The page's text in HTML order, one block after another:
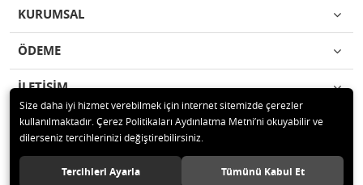
KURUMSAL
ÖDEME
İLETİŞİM
© 2018 MERCAN PROFESYONEL GÜVENLİK ÜRÜNLERİ Tüm hakları
saklıdır.
Size daha iyi hizmet verebilmek için internet sitemizde çerezler
kullanılmaktadır. Çerez Politikaları Aydınlatma Metni’ni okuyabilir ve
dilerseniz tercihlerinizi değiştirebilirsiniz.
Tercihleri Ayarla Tümünü Kabul Et